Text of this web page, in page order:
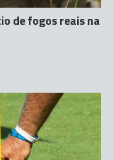
de fogos reais na